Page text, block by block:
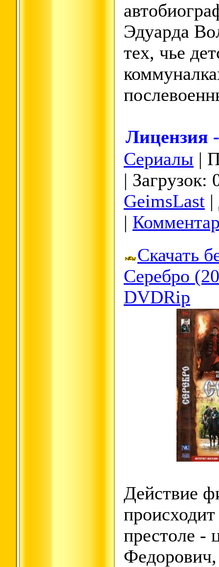
Эдуарда
тех, чье
Лицензия
Сериалы |
| Загрузок:
GeimsLast
|
Скачать
Серебро
DVDRip
Действие
престоле -